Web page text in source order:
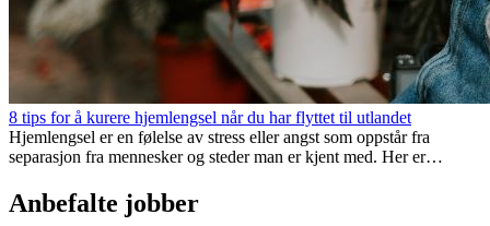
8 tips for å kurere hjemlengsel når du har flyttet til utlandet
Hjemlengsel er en følelse av stress eller angst som oppstår fra
separasjon fra mennesker og steder man er kjent med. Her er
Anbefalte jobber